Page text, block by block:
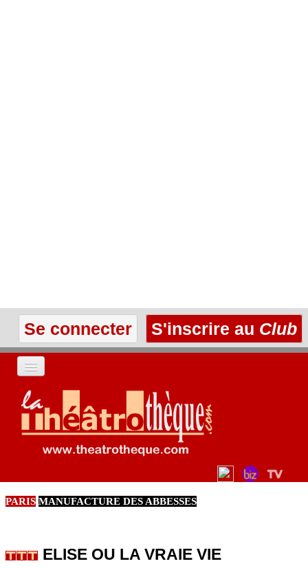
Se connecter S'inscrire au Club
ACCUEIL
LES TEXTES
LES ANNONCES
PARIS MANUFACTURE DES ABBESSES
ELISE OU LA VRAIE VIE